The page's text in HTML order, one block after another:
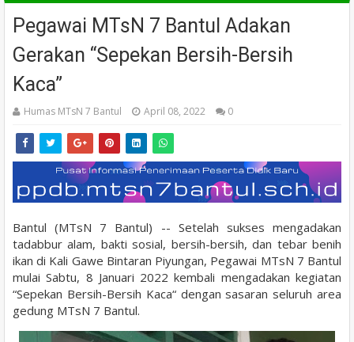
Pegawai MTsN 7 Bantul Adakan
Gerakan “Sepekan Bersih-Bersih
Kaca”
Humas MTsN 7 Bantul April 08, 2022 0
Bantul (MTsN 7 Bantul) -- Setelah sukses mengadakan
tadabbur alam, bakti sosial, bersih-bersih, dan tebar benih
ikan di Kali Gawe Bintaran Piyungan, Pegawai MTsN 7 Bantul
mulai Sabtu, 8 Januari 2022 kembali mengadakan kegiatan
“Sepekan Bersih-Bersih Kaca“ dengan sasaran seluruh area
gedung MTsN 7 Bantul.